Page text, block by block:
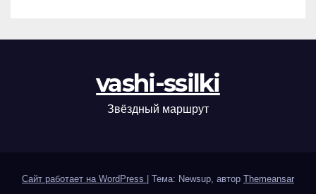
vashi-ssilki
Звёздный маршрут
Сайт работает на WordPress Тема: Newsup, автор Themeansar